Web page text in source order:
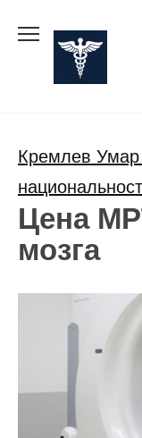
Кремлев
Цена
мозга